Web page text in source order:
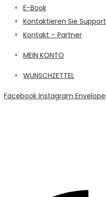
E-Book
Kontaktieren Sie Support
Kontakt – Partner
MEIN KONTO
WUNSCHZETTEL
Facebook Instagram Envelope